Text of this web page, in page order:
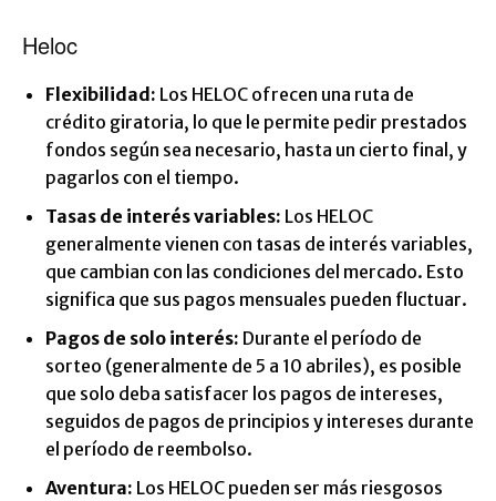
Heloc
Flexibilidad: Los HELOC ofrecen una ruta de
crédito giratoria, lo que le permite pedir prestados
fondos según sea necesario, hasta un cierto final, y
pagarlos con el tiempo.
Tasas de interés variables: Los HELOC
generalmente vienen con tasas de interés variables,
que cambian con las condiciones del mercado. Esto
significa que sus pagos mensuales pueden fluctuar.
Pagos de solo interés: Durante el período de
sorteo (generalmente de 5 a 10 abriles), es posible
que solo deba satisfacer los pagos de intereses,
seguidos de pagos de principios y intereses durante
el período de reembolso.
Aventura: Los HELOC pueden ser más riesgosos